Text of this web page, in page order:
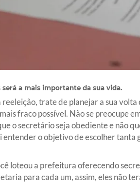
a mais importante da sua vida.
trate de planejar a sua
fraco possível. Não se preocupe
o secretário seja obediente e não
o objetivo de escolher
loteou a prefeitura oferecendo
para cada um, assim, eles não